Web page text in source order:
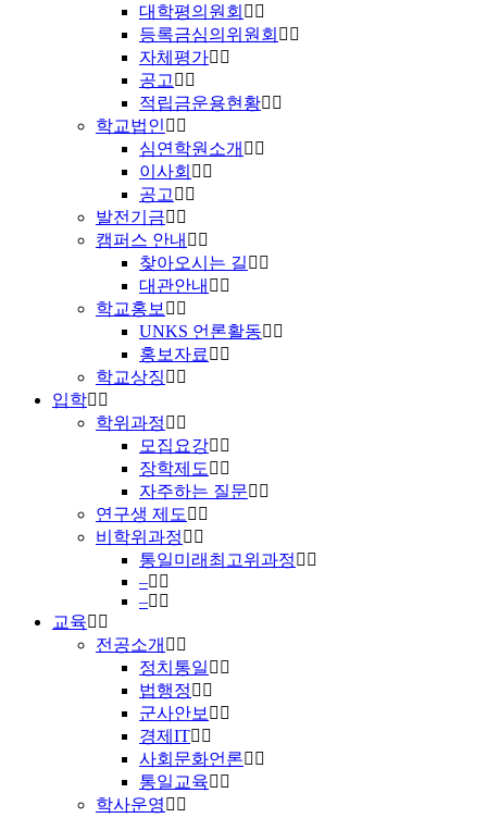
대학평의원회
등록금심의위원회
자체평가
공고
적립금운용현황
학교법인
심연학원소개
이사회
공고
발전기금
캠퍼스 안내
찾아오시는 길
대관안내
학교홍보
UNKS 언론활동
홍보자료
학교상징
입학
학위과정
모집요강
장학제도
자주하는 질문
연구생 제도
비학위과정
통일미래최고위과정
–
–
교육
전공소개
정치통일
법행정
군사안보
경제IT
사회문화언론
통일교육
학사운영